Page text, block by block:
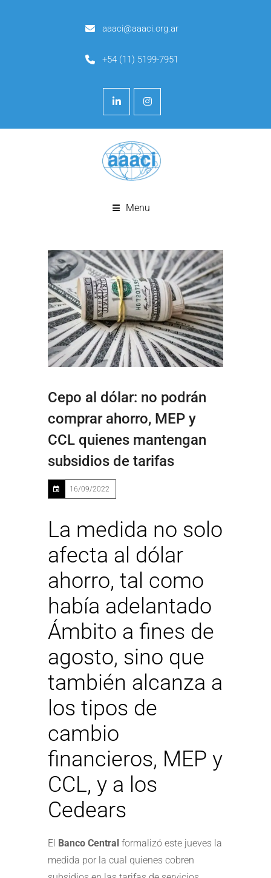
aaaci@aaaci.org.ar
+54 (11) 5199-7951
Menu
Cepo al dólar: no podrán
comprar ahorro, MEP y
CCL quienes mantengan
subsidios de tarifas
16/09/2022
La medida no solo
afecta al dólar
ahorro, tal como
había adelantado
Ámbito a fines de
agosto, sino que
también alcanza a
los tipos de
cambio
financieros, MEP y
CCL, y a los
Cedears
El Banco Central formalizó este jueves la
medida por la cual quienes cobren